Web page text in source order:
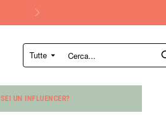
Tutte
Cerca...
SEI UN INFLUENCER?